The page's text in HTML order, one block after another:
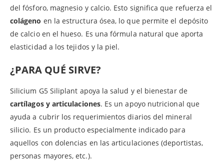
del fósforo, magnesio y calcio. Esto significa que refuerza el
colágeno en la estructura ósea, lo que permite el depósito
de calcio en el hueso. Es una fórmula natural que aporta
elasticidad a los tejidos y la piel.
¿PARA QUÉ SIRVE?
Silicium G5 Siliplant apoya la salud y el bienestar de
cartílagos y articulaciones. Es un apoyo nutricional que
ayuda a cubrir los requerimientos diarios del mineral
silicio. Es un producto especialmente indicado para
aquellos con dolencias en las articulaciones (deportistas,
personas mayores, etc.).